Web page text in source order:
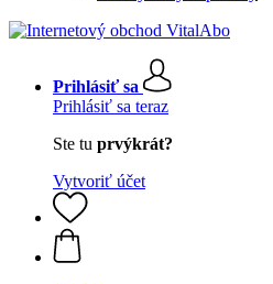
Prihlásiť sa
Prihlásiť sa teraz
Ste tu prvýkrát?
Vytvoriť účet